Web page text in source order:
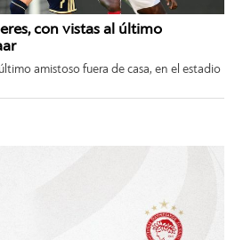
con vistas al último
amistoso fuera de casa, en el estadio